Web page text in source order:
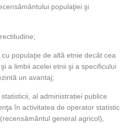
populaţiei şi
populaţie de altă etnie decât cea
a limbii acelei etnii şi a specificului
un avantaj;
al administrației publice
în activitatea de operator statistic
general agricol),